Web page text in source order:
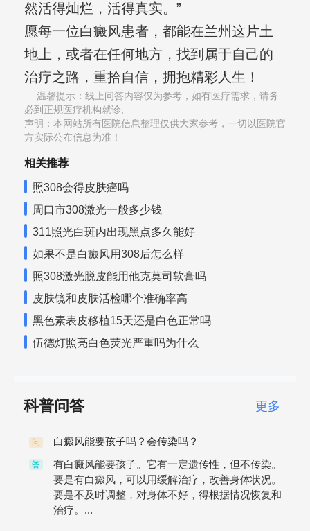
然活得灿烂，活得真实。”
愿每一位白癜风患者，都能在兰州这片土
地上，或者在任何地方，找到属于自己的
治疗之路，重拾自信，拥抱精彩人生！
温馨提示：线上问答内容仅为参考，如有医疗需求，请务
必到正规医疗机构就诊,
声明：本网站所有医院信息整理仅供大家参考，一切以医院官
方实际公布信息为准！
相关推荐
照308会得皮肤癌吗
周口市308激光一般多少钱
311照光白斑内出现黑点多久能好
如果不是白癜风用308后怎么样
照308激光脱皮能用他克莫司软膏吗
皮肤镜和皮肤活检哪个准确率高
黑色素表皮移植15天还是白色正常吗
伍德灯照亮白色荧光严重吗为什么
科普问答 更多
问 白癜风能要孩子吗？会传染吗？
答
有白癜风能要孩子。它有一定遗传性，但不传染。
要是有白癜风，可以用缓解治疗，改善身体状况。
要是不及时调整，对身体不好，得根据情况恢复和
治疗。...